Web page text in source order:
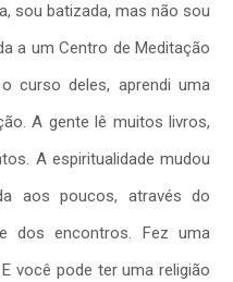
sou batizada, mas não sou
a um Centro de Meditação
curso deles, aprendi uma
A gente lê muitos livros,
A espiritualidade mudou
aos poucos, através do
dos encontros. Fez uma
você pode ter uma religião